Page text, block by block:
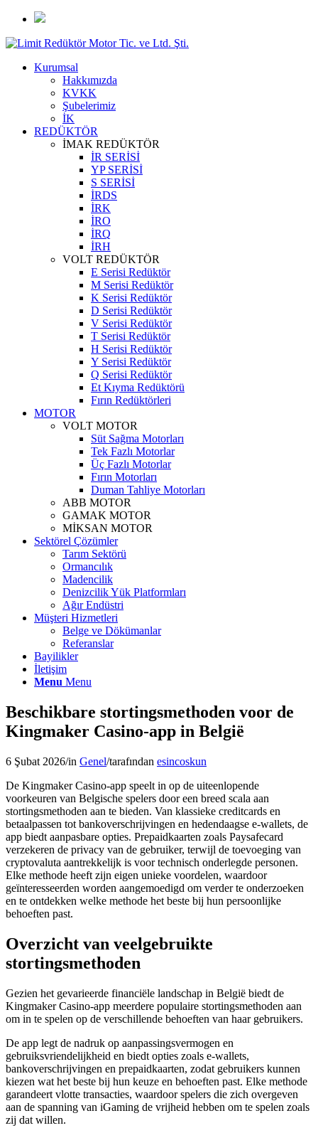
Kurumsal
Hakkımızda
KVKK
Şubelerimiz
İK
REDÜKTÖR
İMAK REDÜKTÖR
İR SERİSİ
YP SERİSİ
S SERİSİ
İRDS
İRK
İRO
İRQ
İRH
VOLT REDÜKTÖR
E Serisi Redüktör
M Serisi Redüktör
K Serisi Redüktör
D Serisi Redüktör
V Serisi Redüktör
T Serisi Redüktör
H Serisi Redüktör
Y Serisi Redüktör
Q Serisi Redüktör
Et Kıyma Redüktörü
Fırın Redüktörleri
MOTOR
VOLT MOTOR
Süt Sağma Motorları
Tek Fazlı Motorlar
Üç Fazlı Motorlar
Fırın Motorları
Duman Tahliye Motorları
ABB MOTOR
GAMAK MOTOR
MİKSAN MOTOR
Sektörel Çözümler
Tarım Sektörü
Ormancılık
Madencilik
Denizcilik Yük Platformları
Ağır Endüstri
Müşteri Hizmetleri
Belge ve Dökümanlar
Referanslar
Bayilikler
İletişim
Menu Menu
Beschikbare stortingsmethoden voor de
Kingmaker Casino-app in België
6 Şubat 2026/in Genel/tarafından esincoskun
De Kingmaker Casino-app speelt in op de uiteenlopende
voorkeuren van Belgische spelers door een breed scala aan
stortingsmethoden aan te bieden. Van klassieke creditcards en
betaalpassen tot bankoverschrijvingen en hedendaagse e-wallets, de
app biedt aanpasbare opties. Prepaidkaarten zoals Paysafecard
verzekeren de privacy van de gebruiker, terwijl de toevoeging van
cryptovaluta aantrekkelijk is voor technisch onderlegde personen.
Elke methode heeft zijn eigen unieke voordelen, waardoor
geïnteresseerden worden aangemoedigd om verder te onderzoeken
en te ontdekken welke methode het beste bij hun persoonlijke
behoeften past.
Overzicht van veelgebruikte
stortingsmethoden
Gezien het gevarieerde financiële landschap in België biedt de
Kingmaker Casino-app meerdere populaire stortingsmethoden aan
om in te spelen op de verschillende behoeften van haar gebruikers.
De app legt de nadruk op aanpassingsvermogen en
gebruiksvriendelijkheid en biedt opties zoals e-wallets,
bankoverschrijvingen en prepaidkaarten, zodat gebruikers kunnen
kiezen wat het beste bij hun keuze en behoeften past. Elke methode
garandeert vlotte transacties, waardoor spelers die zich overgeven
aan de spanning van iGaming de vrijheid hebben om te spelen zoals
zij dat willen.